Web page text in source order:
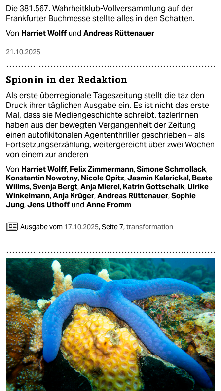
Die 381.567. Wahrheitklub-Vollversammlung auf der
Frankfurter Buchmesse stellte alles in den Schatten.
Von Harriet Wolff und Andreas Rüttenauer
21.10.2025
Spionin in der Redaktion
Als erste überregionale Tageszeitung stellt die taz den
Druck ihrer täglichen Ausgabe ein. Es ist nicht das erste
Mal, dass sie Mediengeschichte schreibt. taz­le­rIn­nen
haben aus der bewegten Vergangenheit der Zeitung
einen autofikitonalen Agententhriller geschrieben – als
Fortsetzungserzählung, weitergereicht über zwei Wochen
von einem zur anderen
Von Harriet Wolff, Felix Zimmermann,Simone Schmollack,
Konstantin Nowotny, Nicole Opitz,Jasmin Kalarickal, Beate
Willms,Svenja Bergt,Anja Mierel, Katrin Gottschalk, Ulrike
Winkelmann,Anja Krüger,Andreas Rüttenauer,Sophie
Jung,Jens Uthoff und Anne Fromm
Ausgabe vom 17.10.2025,Seite 7,transformation